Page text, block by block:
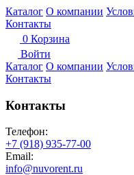
Каталог О компании
Контакты
0 Корзина
Войти
Каталог О компании
Контакты
Контакты
Телефон:
+7 (918) 935-77-00
Email:
info@nuvorent.ru